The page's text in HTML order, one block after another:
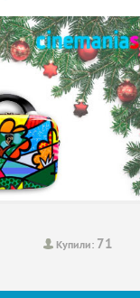
Купили: 71